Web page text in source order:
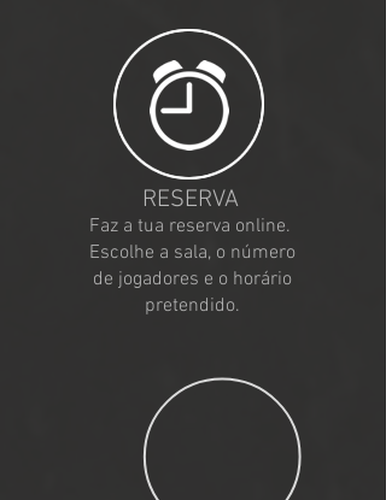
RESERVA
Faz a tua reserva online.
Escolhe a sala, o número
de jogadores e o horário
pretendido.